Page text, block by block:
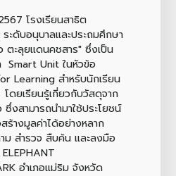
โรงเรียนสาธิต
ะดับอนุบาลและประถมศึกษา
ตะลุยแดนคชสาร" ซึ่งเป็น
Smart Unit ในหัวข้อ
Learning สำหรับนักเรียน
ดยเรียนรู้เกี่ยวกับวัสดุจาก
งสามารถนำมาใช้ประโยชน์
ร้างมูลค่าได้อย่างหลาก
ม สำรวจ สืบค้น และลงมือ
อำเภอแม่ริม จังหวัด